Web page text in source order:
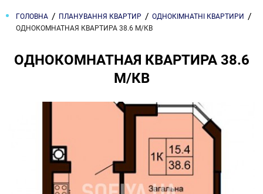
ГОЛОВНА ПЛАНУВАННЯ КВАРТИР
ОДНОКІМНАТНІ КВАРТИРИ
ОДНОКОМНАТНАЯ КВАРТИРА 38.6 М/КВ
ОДНОКОМНАТНАЯ КВАРТИРА 38.6
М/КВ